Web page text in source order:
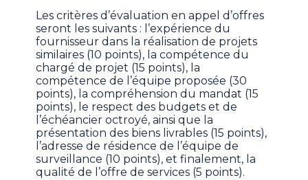
Les critères d’évaluation en appel d’offres
seront les suivants : l’expérience du
fournisseur dans la réalisation de projets
similaires (10 points), la compétence du
chargé de projet (15 points), la
compétence de l’équipe proposée (30
points), la compréhension du mandat (15
points), le respect des budgets et de
l’échéancier octroyé, ainsi que la
présentation des biens livrables (15 points),
l’adresse de résidence de l’équipe de
surveillance (10 points), et finalement, la
qualité de l’offre de services (5 points).